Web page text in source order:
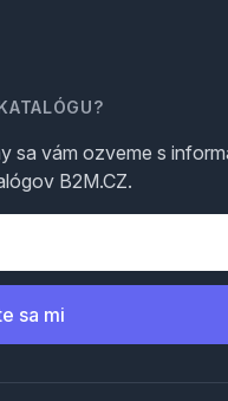
sa vám ozveme s
B2M.CZ.
sa mi